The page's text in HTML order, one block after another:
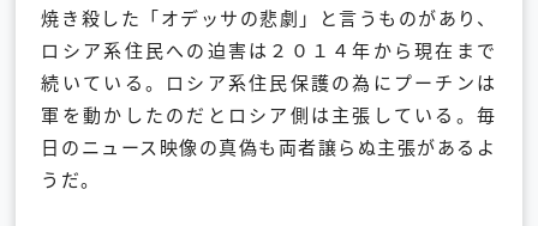
焼き殺した「オデッサの悲劇」と言うものがあり、
ロシア系住民への迫害は２０１４年から現在まで
続いている。ロシア系住民保護の為にプーチンは
軍を動かしたのだとロシア側は主張している。毎
日のニュース映像の真偽も両者譲らぬ主張があるよ
うだ。